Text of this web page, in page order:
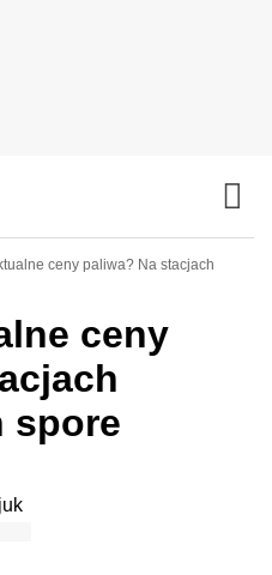
ceny paliwa? Na stacjach
ceny
spore